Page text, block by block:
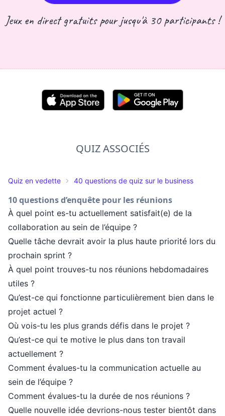
Jeux en direct gratuits pour jusqu'à 30 participants !
QUIZ ASSOCIÉS
Quiz en vedette 40 questions de quiz sur le business
10 questions d’enquête pour les réunions
À quel point es-tu actuellement satisfait(e) de la
collaboration au sein de l’équipe ?
Quelle tâche devrait avoir la plus haute priorité lors du
prochain sprint ?
À quel point trouves-tu nos réunions hebdomadaires
utiles ?
Qu’est-ce qui fonctionne particulièrement bien dans le
projet actuel ?
Où vois-tu les plus grands défis dans le projet ?
Qu’est-ce qui te motive le plus dans ton travail
actuellement ?
Comment évalues-tu la communication actuelle au
sein de l’équipe ?
Comment évalues-tu la durée de nos réunions ?
Quelle nouvelle idée devrions-nous tester bientôt dans